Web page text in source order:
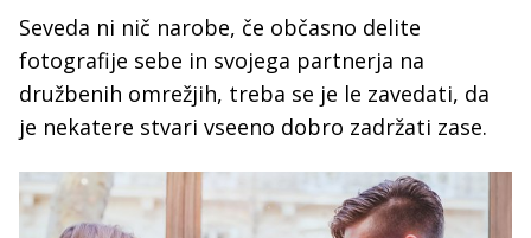
Seveda ni nič narobe, če občasno delite
fotografije sebe in svojega partnerja na
družbenih omrežjih, treba se je le zavedati, da
je nekatere stvari vseeno dobro zadržati zase.